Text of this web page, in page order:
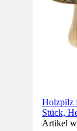
Holzpilz
Stück,
Artikel